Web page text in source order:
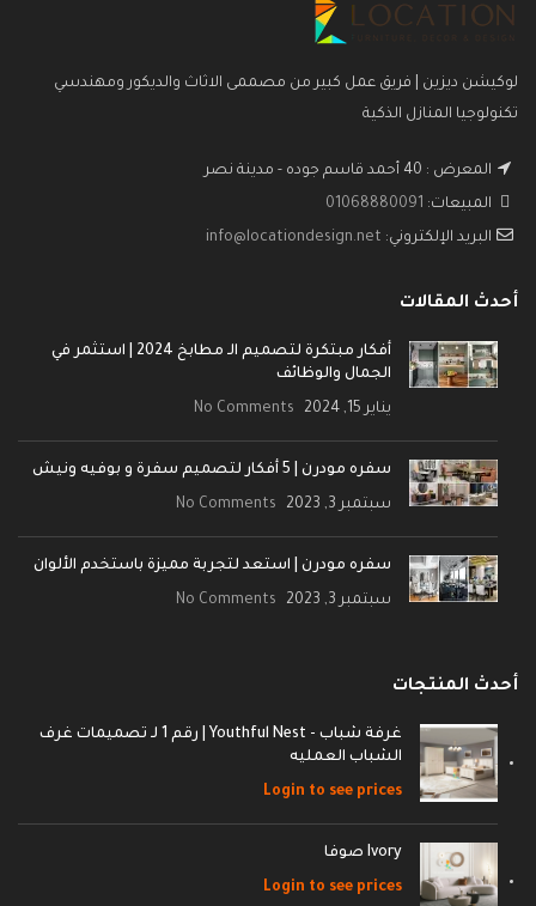
لوكيشن ديزين | فريق عمل كبير من مصممى الاثاث والديكور ومهندسي
تكنولوجيا المنازل الذكية
المعرض : 40 أحمد قاسم جوده - مدينة نصر
المبيعات: 01068880091
البريد الإلكتروني: info@locationdesign.net
أحدث المقالات
أفكار مبتكرة لتصميم الـ مطابخ 2024 | استثمر في
الجمال والوظائف
يناير 15, 2024 No Comments
سفره مودرن | 5 أفكار لتصميم سفرة و بوفيه ونيش
سبتمبر 3, 2023 No Comments
سفره مودرن | استعد لتجربة مميزة باستخدم الألوان
سبتمبر 3, 2023 No Comments
أحدث المنتجات
غرفة شباب - Youthful Nest | رقم 1 لـ تصميمات غرف
الشباب العمليه
Login to see prices
Ivory صوفا
Login to see prices